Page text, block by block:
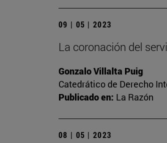
09 | 05 | 2023
La coronación del
Gonzalo Villalta Puig
Catedrático de Derecho
Publicado en: La Razón
08 | 05 | 2023